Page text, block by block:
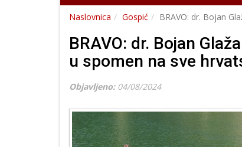
Naslovnica Gospić BRAVO: dr. Bojan
BRAVO: dr. Bojan
u spomen na sve
Objavljeno: 04/08/2024